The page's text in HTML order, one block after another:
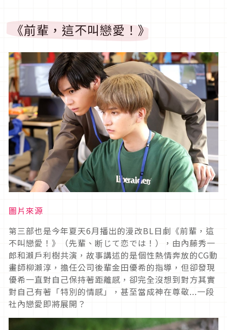
《前輩，這不叫戀愛！》
圖片來源
第三部也是今年夏天6月播出的漫改BL日劇《前輩，這
不叫戀愛！》（先輩、断じて恋では！），由內藤秀一
郎和瀨戶利樹共演，故事講述的是個性熱情奔放的CG動
畫師柳瀨淳，擔任公司後輩金田優希的指導，但卻發現
優希一直對自己保持著距離感，卻完全沒想到對方其實
對自己有著「特別的情感」，甚至當成神在尊敬...一段
社內戀愛即將展開？